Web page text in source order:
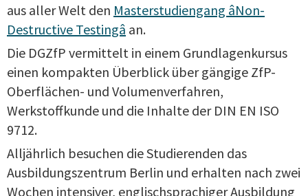
aus aller Welt den Masterstudiengang âNon-
Destructive Testingâ an.
Die DGZfP vermittelt in einem Grundlagenkursus
einen kompakten Überblick über gängige ZfP-
Oberflächen- und Volumenverfahren,
Werkstoffkunde und die Inhalte der DIN EN ISO
9712.
Alljährlich besuchen die Studierenden das
Ausbildungszentrum Berlin und erhalten nach zwei
Wochen intensiver, englischsprachiger Ausbildung